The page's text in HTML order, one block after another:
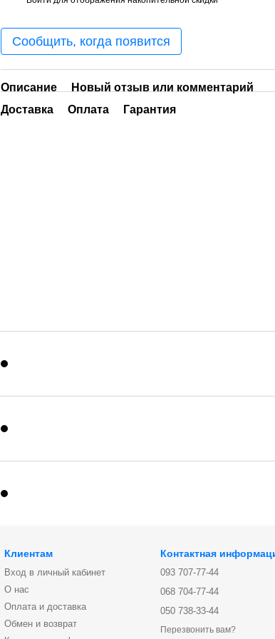
Сообщить, когда появится
Описание
Новый отзыв или комментарий
Доставка
Оплата Гарантия
Клиентам
Вход в личный кабинет
О нас
Оплата и доставка
Обмен и возврат
Контактная
093 707-77-44
068 704-77-44
050 738-33-44
Перезвонить вам?